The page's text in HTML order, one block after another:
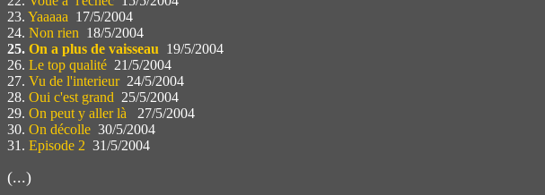
23. Yaaaaa 17/5/2004
24. Non rien 18/5/2004
25. On a plus de vaisseau 19/5/2004
26. Le top qualité 21/5/2004
27. Vu de l'interieur24/5/2004
28. Oui c'est grand 25/5/2004
29. On peut y aller là
27/5/2004
30. On décolle 30/5/2004
31. Episode 2 31/5/2004
(...)